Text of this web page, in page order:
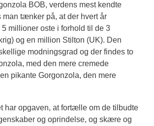
BOB, verdens mest kendte
man tænker på, at der hvert år
millioner oste i forhold til de 3
og en million Stilton (UK). Den
modningsgrad og der findes to
med den mere cremede
pikante Gorgonzola, den mere
har opgaven, at fortælle om de tilbudte
og oprindelse, og skære og